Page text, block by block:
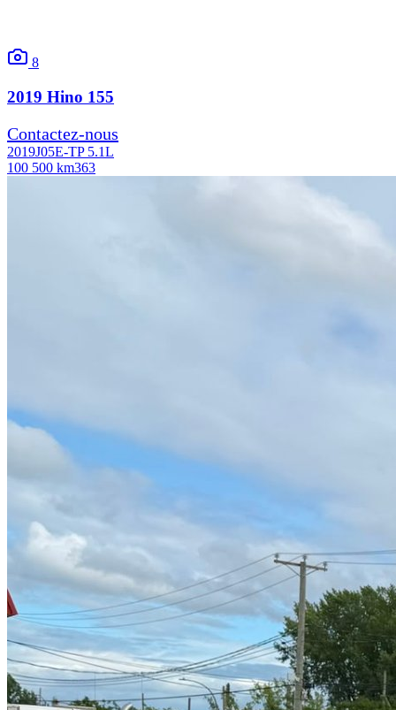
8
2019 Hino 155
Contactez-nous
2019J05E-TP 5.1L
100 500 km363